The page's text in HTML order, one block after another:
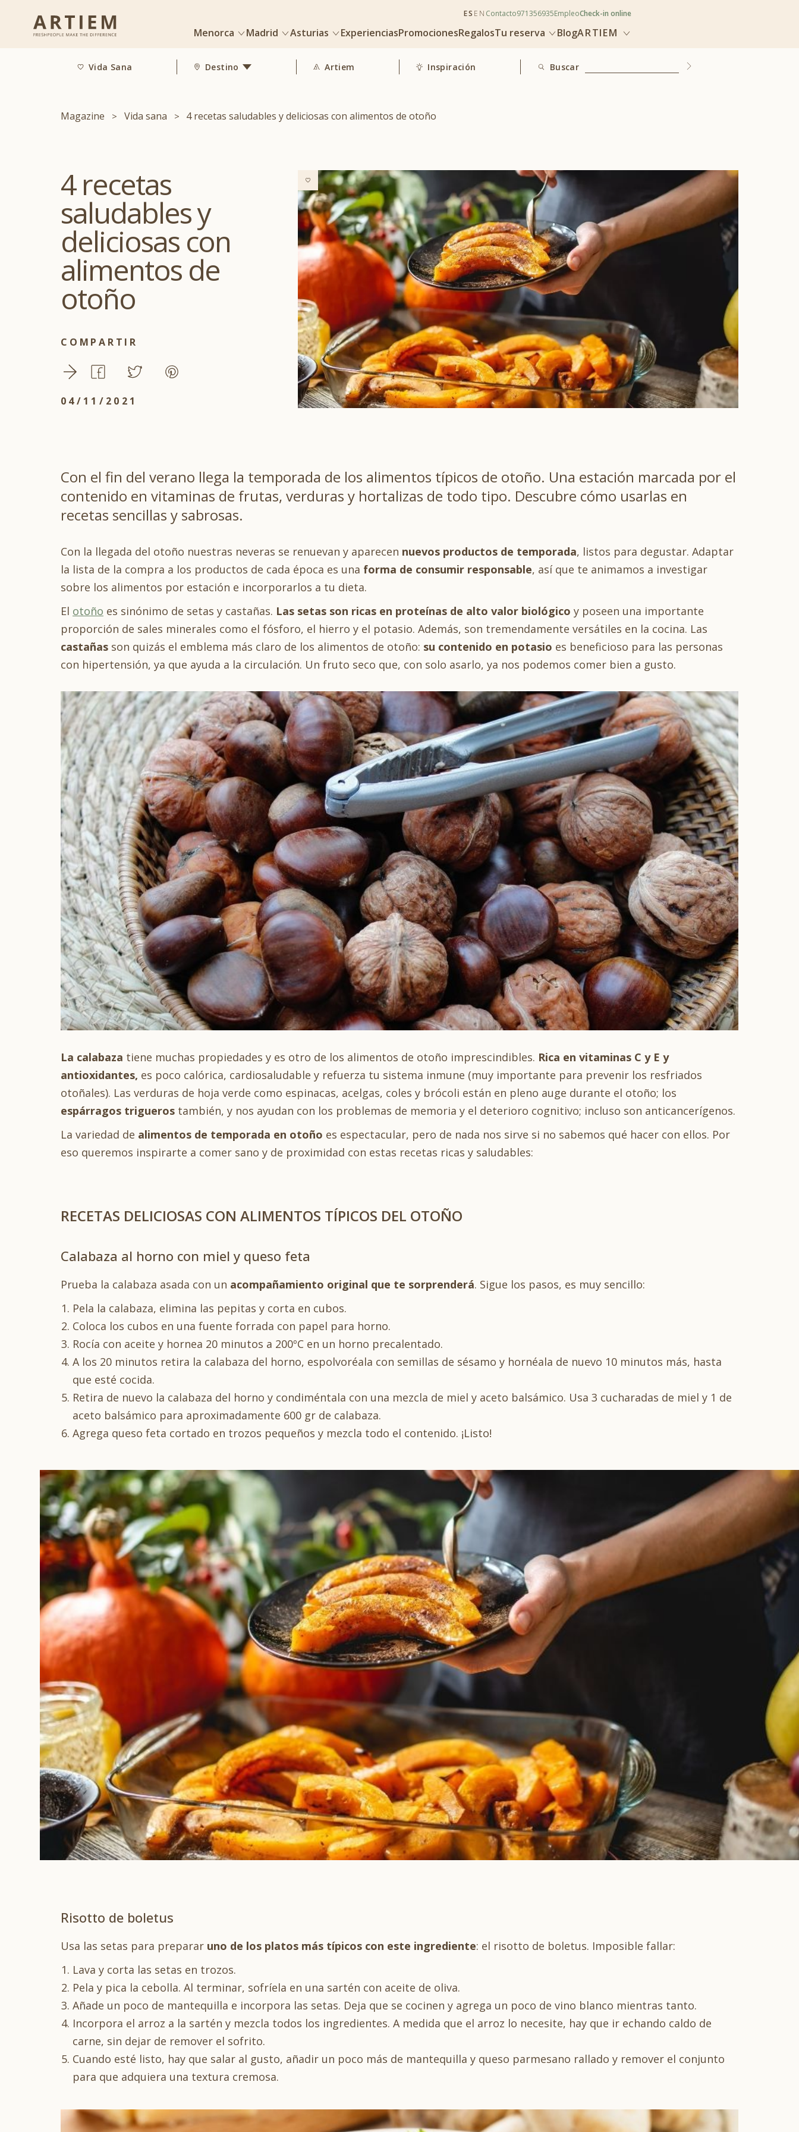
Menorca Madrid Asturias ExperienciasPromocionesRegalosTu reserva BlogARTIEM
Check-in online
Empleo
971356935
Contacto
ES EN
Vida Sana Destino Artiem Inspiración Buscar
Magazine Vida sana 4 recetas saludables y deliciosas con alimentos de otoño
4 recetas
saludables y
deliciosas con
alimentos de
otoño
COMPARTIR
04/11/2021
Con el fin del verano llega la temporada de los alimentos típicos de otoño. Una estación marcada por el
contenido en vitaminas de frutas, verduras y hortalizas de todo tipo. Descubre cómo usarlas en
recetas sencillas y sabrosas.
Con la llegada del otoño nuestras neveras se renuevan y aparecen nuevos productos de temporada, listos para degustar. Adaptar
la lista de la compra a los productos de cada época es una forma de consumir responsable, así que te animamos a investigar
sobre los alimentos por estación e incorporarlos a tu dieta.
El otoño es sinónimo de setas y castañas. Las setas son ricas en proteínas de alto valor biológico y poseen una importante
proporción de sales minerales como el fósforo, el hierro y el potasio. Además, son tremendamente versátiles en la cocina. Las
castañas son quizás el emblema más claro de los alimentos de otoño: su contenido en potasio es beneficioso para las personas
con hipertensión, ya que ayuda a la circulación. Un fruto seco que, con solo asarlo, ya nos podemos comer bien a gusto.
La calabaza tiene muchas propiedades y es otro de los alimentos de otoño imprescindibles. Rica en vitaminas C y E y
antioxidantes, es poco calórica, cardiosaludable y refuerza tu sistema inmune (muy importante para prevenir los resfriados
otoñales). Las verduras de hoja verde como espinacas, acelgas, coles y brócoli están en pleno auge durante el otoño; los
espárragos trigueros también, y nos ayudan con los problemas de memoria y el deterioro cognitivo; incluso son anticancerígenos.
La variedad de alimentos de temporada en otoño es espectacular, pero de nada nos sirve si no sabemos qué hacer con ellos. Por
eso queremos inspirarte a comer sano y de proximidad con estas recetas ricas y saludables:
RECETAS DELICIOSAS CON ALIMENTOS TÍPICOS DEL OTOÑO
Calabaza al horno con miel y queso feta
Prueba la calabaza asada con un acompañamiento original que te sorprenderá. Sigue los pasos, es muy sencillo:
Pela la calabaza, elimina las pepitas y corta en cubos.
Coloca los cubos en una fuente forrada con papel para horno.
Rocía con aceite y hornea 20 minutos a 200ºC en un horno precalentado.
A los 20 minutos retira la calabaza del horno, espolvoréala con semillas de sésamo y hornéala de nuevo 10 minutos más, hasta
que esté cocida.
Retira de nuevo la calabaza del horno y condiméntala con una mezcla de miel y aceto balsámico. Usa 3 cucharadas de miel y 1 de
aceto balsámico para aproximadamente 600 gr de calabaza.
Agrega queso feta cortado en trozos pequeños y mezcla todo el contenido. ¡Listo!
Risotto de boletus
Usa las setas para preparar uno de los platos más típicos con este ingrediente: el risotto de boletus. Imposible fallar:
Lava y corta las setas en trozos.
Pela y pica la cebolla. Al terminar, sofríela en una sartén con aceite de oliva.
Añade un poco de mantequilla e incorpora las setas. Deja que se cocinen y agrega un poco de vino blanco mientras tanto.
Incorpora el arroz a la sartén y mezcla todos los ingredientes. A medida que el arroz lo necesite, hay que ir echando caldo de
carne, sin dejar de remover el sofrito.
Cuando esté listo, hay que salar al gusto, añadir un poco más de mantequilla y queso parmesano rallado y remover el conjunto
para que adquiera una textura cremosa.